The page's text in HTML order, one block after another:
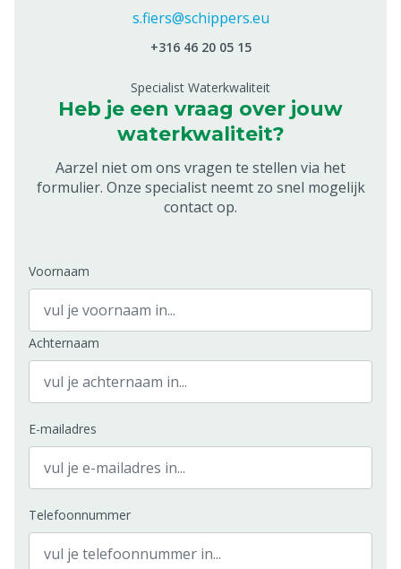
s.fiers@schippers.eu
+316 46 20 05 15
Specialist Waterkwaliteit
Heb je een vraag over jouw
waterkwaliteit?
Aarzel niet om ons vragen te stellen via het
formulier. Onze specialist neemt zo snel mogelijk
contact op.
Voornaam
Achternaam
E-mailadres
Telefoonnummer